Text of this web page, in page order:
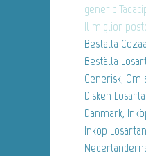
generic
Il miglior
Beställa
Beställa
Generisk,
Disken
Danmark,
Inköp